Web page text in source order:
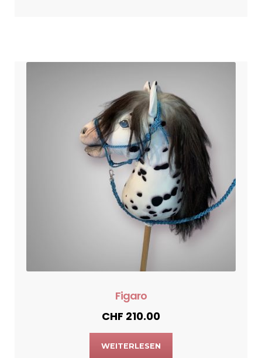
Figaro
CHF 210.00
WEITERLESEN